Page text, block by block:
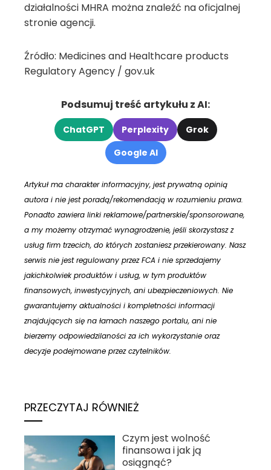
działalności MHRA można znaleźć na oficjalnej
stronie agencji.
Źródło: Medicines and Healthcare products
Regulatory Agency / gov.uk
Podsumuj treść artykułu z AI:
ChatGPT Perplexity
Grok
Google AI
Artykuł ma charakter informacyjny, jest prywatną opinią
autora i nie jest poradą/rekomendacją w rozumieniu prawa.
Ponadto zawiera linki reklamowe/partnerskie/sponsorowane,
a my możemy otrzymać wynagrodzenie, jeśli skorzystasz z
usług firm trzecich, do których zostaniesz przekierowany. Nasz
serwis nie jest regulowany przez FCA i nie sprzedajemy
jakichkolwiek produktów i usług, w tym produktów
finansowych, inwestycyjnych, ani ubezpieczeniowych. Nie
gwarantujemy aktualności i kompletności informacji
znajdujących się na łamach naszego portalu, ani nie
bierzemy odpowiedzilaności za ich wykorzystanie oraz
decyzje podejmowane przez czytelników.
PRZECZYTAJ RÓWNIEŻ
Czym jest wolność
finansowa i jak ją
osiągnąć?